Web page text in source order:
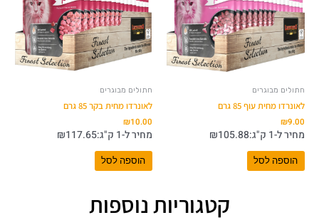
חתולים מבוגרים
לאונרדו מחית עוף 85 גרם
₪9.00
מחיר ל-1 ק"ג: ₪105.88
הוספה לסל
חתולים מבוגרים
לאונרדו מחית בקר 85 גרם
₪10.00
מחיר ל-1 ק"ג: ₪117.65
הוספה לסל
קטגוריות נוספות